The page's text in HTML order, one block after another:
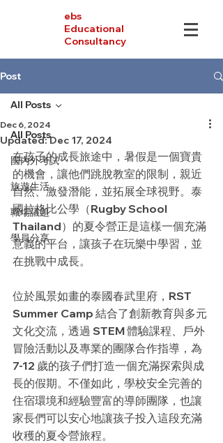
ebs
Educational
Consultancy
Post
All Posts
國內外考試
旅遊生活
職場議題
學員分享
All Posts
Dec 6, 2024
Updated:Dec 17, 2024
在孩子的成長旅途中，暑假是一個寶貴
的機會，讓他們跳脫教室的限制，親近
自然、激發潛能，並拓展全球視野。泰
國拉格比公學（Rugby School
Thailand）的夏令營正是這樣一個充滿
意義的平台，讓孩子在玩樂中學習，並
在挑戰中成長。
位於風景如畫的泰國春武里府，RST
Summer Camp 結合了創新教育與多元
文化交流，透過 STEM 體驗課程、戶外
冒險活動以及專業的團隊合作指導，為
7-12 歲的孩子們打造一個充滿探索與成
長的假期。不僅如此，學校安全完善的
住宿環境和經驗豐富的導師團隊，也讓
家長們可以安心地讓孩子投入這段充滿
收穫的夏令營旅程。